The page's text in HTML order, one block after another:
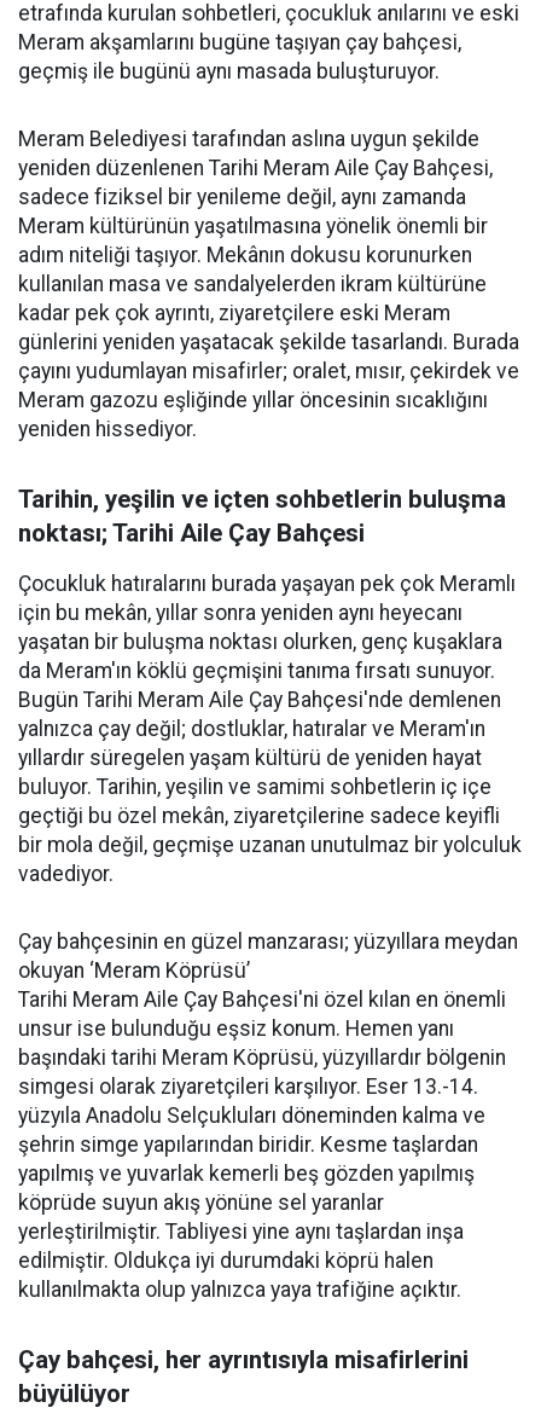
etrafında kurulan sohbetleri, çocukluk anılarını ve eski
Meram akşamlarını bugüne taşıyan çay bahçesi,
geçmiş ile bugünü aynı masada buluşturuyor.
Meram Belediyesi tarafından aslına uygun şekilde
yeniden düzenlenen Tarihi Meram Aile Çay Bahçesi,
sadece fiziksel bir yenileme değil, aynı zamanda
Meram kültürünün yaşatılmasına yönelik önemli bir
adım niteliği taşıyor. Mekânın dokusu korunurken
kullanılan masa ve sandalyelerden ikram kültürüne
kadar pek çok ayrıntı, ziyaretçilere eski Meram
günlerini yeniden yaşatacak şekilde tasarlandı. Burada
çayını yudumlayan misafirler; oralet, mısır, çekirdek ve
Meram gazozu eşliğinde yıllar öncesinin sıcaklığını
yeniden hissediyor.
Tarihin, yeşilin ve içten sohbetlerin buluşma
noktası; Tarihi Aile Çay Bahçesi
Çocukluk hatıralarını burada yaşayan pek çok Meramlı
için bu mekân, yıllar sonra yeniden aynı heyecanı
yaşatan bir buluşma noktası olurken, genç kuşaklara
da Meram'ın köklü geçmişini tanıma fırsatı sunuyor.
Bugün Tarihi Meram Aile Çay Bahçesi'nde demlenen
yalnızca çay değil; dostluklar, hatıralar ve Meram'ın
yıllardır süregelen yaşam kültürü de yeniden hayat
buluyor. Tarihin, yeşilin ve samimi sohbetlerin iç içe
geçtiği bu özel mekân, ziyaretçilerine sadece keyifli
bir mola değil, geçmişe uzanan unutulmaz bir yolculuk
vadediyor.
Çay bahçesinin en güzel manzarası; yüzyıllara meydan
okuyan ‘Meram Köprüsü’
Tarihi Meram Aile Çay Bahçesi'ni özel kılan en önemli
unsur ise bulunduğu eşsiz konum. Hemen yanı
başındaki tarihi Meram Köprüsü, yüzyıllardır bölgenin
simgesi olarak ziyaretçileri karşılıyor. Eser 13.-14.
yüzyıla Anadolu Selçukluları döneminden kalma ve
şehrin simge yapılarından biridir. Kesme taşlardan
yapılmış ve yuvarlak kemerli beş gözden yapılmış
köprüde suyun akış yönüne sel yaranlar
yerleştirilmiştir. Tabliyesi yine aynı taşlardan inşa
edilmiştir. Oldukça iyi durumdaki köprü halen
kullanılmakta olup yalnızca yaya trafiğine açıktır.
Çay bahçesi, her ayrıntısıyla misafirlerini
büyülüyor